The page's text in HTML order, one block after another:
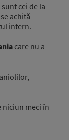
cei de la
achită
intern.
care nu a
meci în